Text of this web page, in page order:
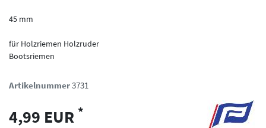
45 mm
für Holzriemen Holzruder
Bootsriemen
Artikelnummer3731
4,99 EUR *